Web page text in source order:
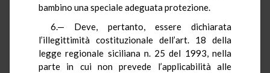
bambino una speciale adeguata protezione.
6.— Deve, pertanto, essere dichiarata
l’illegittimità costituzionale dell’art. 18 della
legge regionale siciliana n. 25 del 1993, nella
parte in cui non prevede l’applicabilità alle